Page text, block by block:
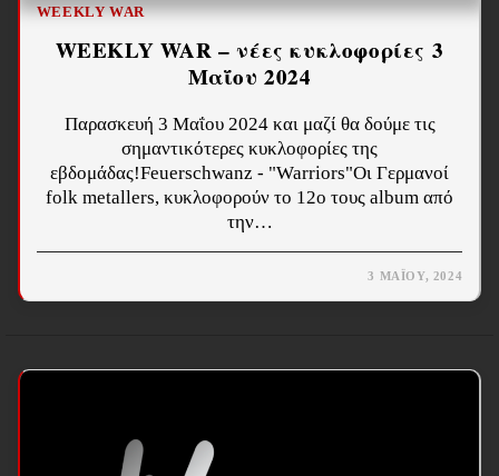
WEEKLY WAR
WEEKLY WAR – νέες κυκλοφορίες 3
Μαΐου 2024
Παρασκευή 3 Μαΐου 2024 και μαζί θα δούμε τις
σημαντικότερες κυκλοφορίες της
εβδομάδας!Feuerschwanz - "Warriors"Οι Γερμανοί
folk metallers, κυκλοφορούν το 12ο τους album από
την…
3 ΜΑΪ́ΟΥ, 2024